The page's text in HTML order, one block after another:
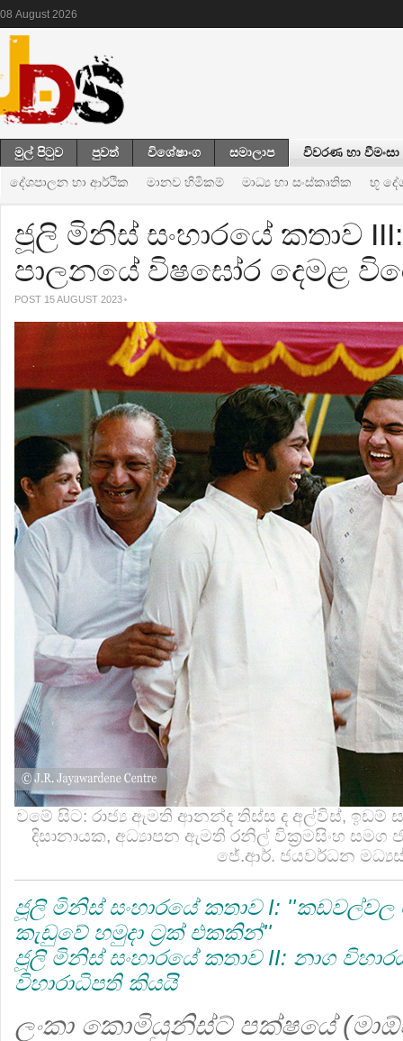
08 August 2026
මුල් පිටුව පුවත් විශේෂාංග සමාලාප විවරණ හා වීමංසා
දේශපාලන හා ආර්ථික මානව හිමිකම් මාධ්‍ය හා සංස්කෘතික භූ
ජූලි මිනිස් සංහාරයේ කතාව
පාලනයේ විෂඝෝර දෙමළ
POST 15 AUGUST 2023
වමේ සිට: රාජ්‍ය ඇමති ආනන්ද තිස්ස ද අල්විස්, ඉඩම්
දිසානායක, අධ්‍යාපන ඇමති රනිල් වික්‍රමසිංහ සමග
ජේ.ආර්. ජයවර්ධන
ජූලි මිනිස් සංහාරයේ කතාව I:
කැඩුවේ හමුදා ට්‍රක් එකකින්''
ජූලි මිනිස් සංහාරයේ කතාව II: නාග
විහාරාධිපති කියයි
ලංකා කොමියුනිස්ට් පක්ෂයේ